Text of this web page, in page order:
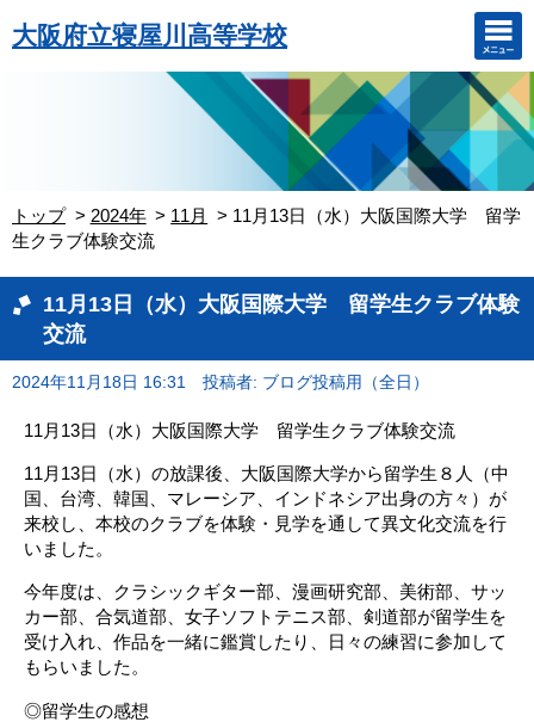
大阪府立寝屋川高等学校
トップ 2024年 11月
11月13日（水）大阪国際大学 留学
生クラブ体験交流
11月13日（水）大阪国際大学 留学生クラブ体験
交流
2024年11月18日 16:31 投稿者: ブログ投稿用（全日）
11月13日（水）大阪国際大学 留学生クラブ体験交流
11月13日（水）の放課後、大阪国際大学から留学生８人（中
国、台湾、韓国、マレーシア、インドネシア出身の方々）が
来校し、本校のクラブを体験・見学を通して異文化交流を行
いました。
今年度は、クラシックギター部、漫画研究部、美術部、サッ
カー部、合気道部、女子ソフトテニス部、剣道部が留学生を
受け入れ、作品を一緒に鑑賞したり、日々の練習に参加して
もらいました。
◎留学生の感想